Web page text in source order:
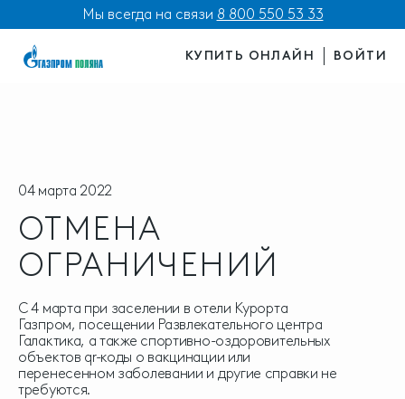
Мы всегда на связи 8 800 550 53 33
КУПИТЬ ОНЛАЙН ВОЙТИ
04 марта 2022
ОТМЕНА
ОГРАНИЧЕНИЙ
С 4 марта при заселении в отели Курорта
Газпром, посещении Развлекательного центра
Галактика, а также спортивно-оздоровительных
объектов qr-коды о вакцинации или
перенесенном заболевании и другие справки не
требуются.